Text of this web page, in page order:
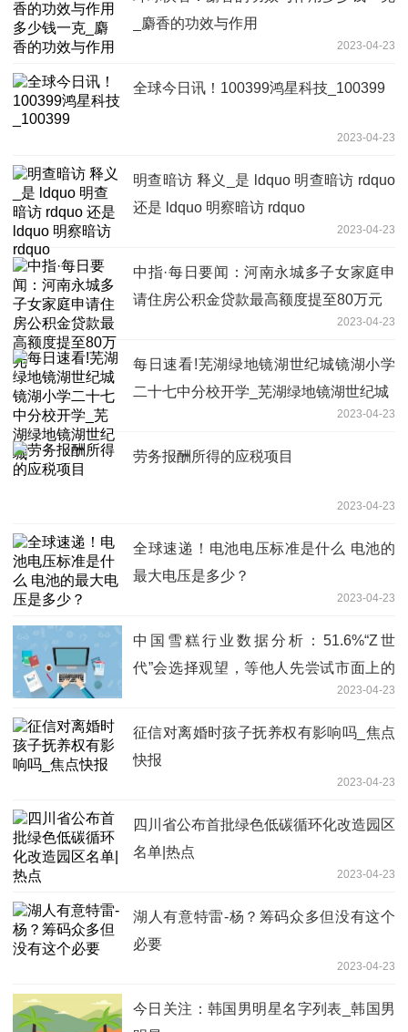
_麝香的功效与作用
2023-04-23
全球今日讯！100399鸿星科技_100399
2023-04-23
明查暗访 释义_是 ldquo 明查暗访 rdquo
还是 ldquo 明察暗访 rdquo
2023-04-23
中指·每日要闻：河南永城多子女家庭申
请住房公积金贷款最高额度提至80万元
2023-04-23
每日速看!芜湖绿地镜湖世纪城镜湖小学
二十七中分校开学_芜湖绿地镜湖世纪城
2023-04-23
劳务报酬所得的应税项目
2023-04-23
全球速递！电池电压标准是什么 电池的
最大电压是多少？
2023-04-23
中国雪糕行业数据分析：51.6%“Z世
代”会选择观望，等他人先尝试市面上的
2023-04-23
征信对离婚时孩子抚养权有影响吗_焦点
快报
2023-04-23
四川省公布首批绿色低碳循环化改造园区
名单|热点
2023-04-23
湖人有意特雷-杨？筹码众多但没有这个
必要
2023-04-23
今日关注：韩国男明星名字列表_韩国男